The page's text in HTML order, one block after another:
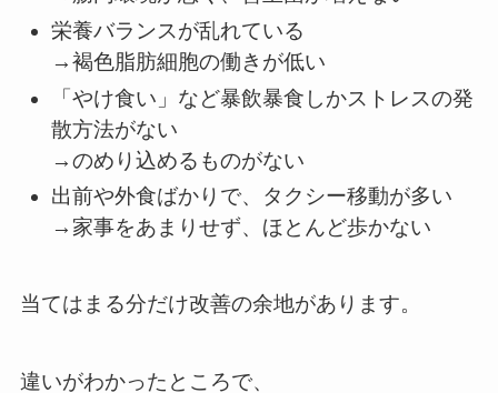
栄養バランスが乱れている
→褐色脂肪細胞の働きが低い
「やけ食い」など暴飲暴食しかストレスの発
散方法がない
→のめり込めるものがない
出前や外食ばかりで、タクシー移動が多い
→家事をあまりせず、ほとんど歩かない
当てはまる分だけ改善の余地があります。
違いがわかったところで、